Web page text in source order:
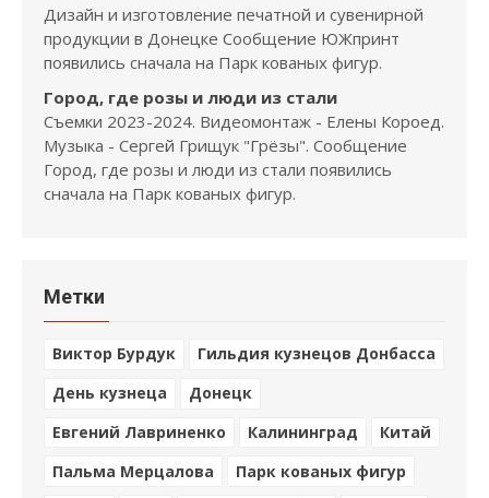
Дизайн и изготовление печатной и сувенирной
продукции в Донецке Сообщение ЮЖпринт
появились сначала на Парк кованых фигур.
Город, где розы и люди из стали
Съемки 2023-2024. Видеомонтаж - Елены Короед.
Музыка - Сергей Грищук "Грёзы". Сообщение
Город, где розы и люди из стали появились
сначала на Парк кованых фигур.
Метки
Виктор Бурдук
Гильдия кузнецов Донбасса
День кузнеца
Донецк
Евгений Лавриненко
Калининград
Китай
Пальма Мерцалова
Парк кованых фигур